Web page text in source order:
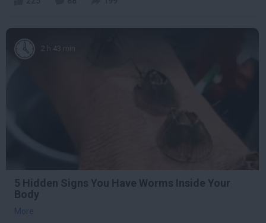
2 h 43 min
5 Hidden Signs You Have Worms Inside Your
Body
More